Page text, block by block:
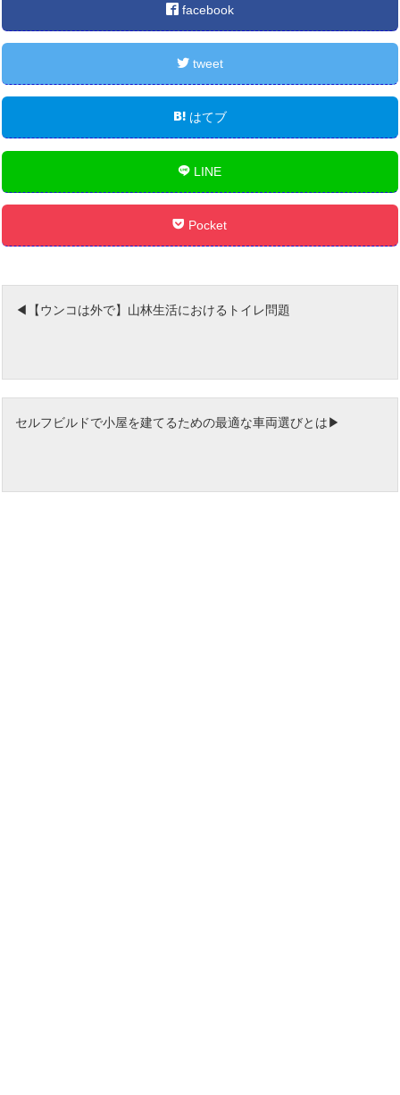
facebook
tweet
はてブ
LINE
Pocket
【ウンコは外で】山林生活におけるトイレ問題
セルフビルドで小屋を建てるための最適な車両選びとは